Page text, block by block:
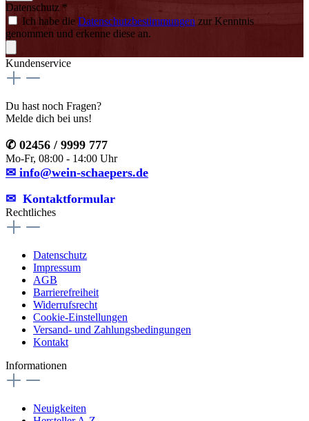
Datenschutz *
Ich habe die Datenschutzbestimmungen zur Kenntnis
genommen und erkenne diese an.
Kundenservice
Du hast noch Fragen?
Melde dich bei uns!
✆ 02456 / 9999 777
Mo-Fr, 08:00 - 14:00 Uhr
✉ info@wein-schaepers.de
✉︎ Kontaktformular
Rechtliches
Datenschutz
Impressum
AGB
Barrierefreiheit
Widerrufsrecht
Cookie-Einstellungen
Versand- und Zahlungsbedingungen
Kontakt
Informationen
Neuigkeiten